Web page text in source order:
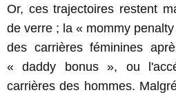
Or, ces trajectoires restent
de verre ; la « mommy
des carrières féminines
« daddy bonus », ou
carrières des hommes.